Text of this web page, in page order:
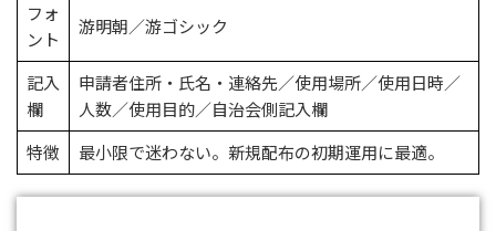
フォ
ント
游明朝／游ゴシック
記入
欄
申請者住所・氏名・連絡先／使用場所／使用日時／
人数／使用目的／自治会側記入欄
特徴
最小限で迷わない。新規配布の初期運用に最適。